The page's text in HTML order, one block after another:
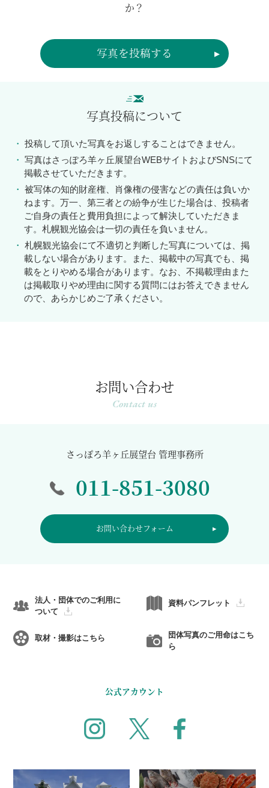
か？
写真を投稿する
写真投稿について
投稿して頂いた写真をお返しすることはできません。
写真はさっぽろ羊ヶ丘展望台WEBサイトおよびSNSにて
掲載させていただきます。
被写体の知的財産権、肖像権の侵害などの責任は負いか
ねます。万一、第三者との紛争が生じた場合は、投稿者
ご自身の責任と費用負担によって解決していただきま
す。札幌観光協会は一切の責任を負いません。
札幌観光協会にて不適切と判断した写真については、掲
載しない場合があります。また、掲載中の写真でも、掲
載をとりやめる場合があります。なお、不掲載理由また
は掲載取りやめ理由に関する質問にはお答えできません
ので、あらかじめご了承ください。
お問い合わせ
Contact us
さっぽろ羊ヶ丘展望台 管理事務所
011-851-3080
お問い合わせフォーム
法人・団体でのご利用に
ついて
資料パンフレット
取材・撮影はこちら
団体写真のご用命はこち
ら
公式アカウント